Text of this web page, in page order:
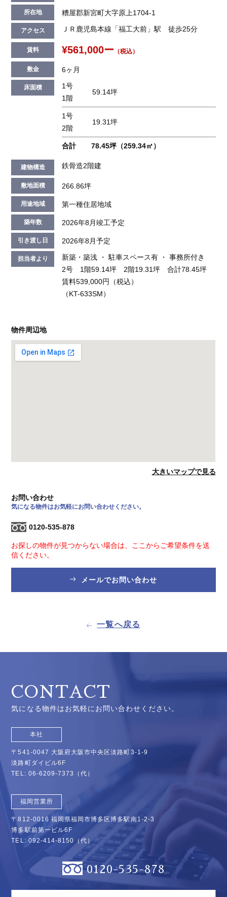
所在地 糟屋郡新宮町大字原上1704-1
アクセス ＪＲ鹿児島本線「福工大前」駅 徒歩25分
賃料 ¥561,000ー （税込）
敷金 6ヶ月
床面積
1号
1階
59.14坪
1号
2階
19.31坪
合計 78.45坪（259.34㎡）
建物構造 鉄骨造2階建
敷地面積 266.86坪
用途地域 第一種住居地域
築年数 2026年8月竣工予定
引き渡し日 2026年8月予定
担当者より
新築・築浅 ・ 駐車スペース有 ・ 事務所付き
2号 1階59.14坪 2階19.31坪 合計78.45坪
賃料539,000円（税込）
（KT-633SM）
物件周辺地
大きいマップで見る
お問い合わせ
気になる物件はお気軽にお問い合わせください。
0120-535-878
お探しの物件が見つからない場合は、ここからご希望条件を送
信ください。
メールでお問い合わせ
一覧へ戻る
CONTACT
気になる物件はお気軽にお問い合わせください。
本社
〒541-0047 大阪府大阪市中央区淡路町3-1-9
淡路町ダイビル6F
TEL: 06-6209-7373 （代）
福岡営業所
〒812-0016 福岡県福岡市博多区博多駅南1-2-3
博多駅前第一ビル6F
TEL:092-414-8150 （代）
0120-535-878